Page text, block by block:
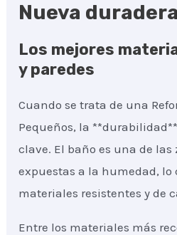
Nueva duradera
Los mejores
y paredes
Cuando se trata de una
Pequeños, la
clave. El baño es una de las
expuestas a la humedad, lo
materiales resistentes y de
Entre los materiales más